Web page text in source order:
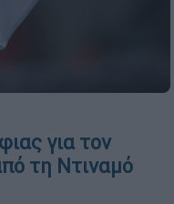
για τον
τη Ντιναμό